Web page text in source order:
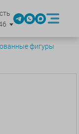
фигуры